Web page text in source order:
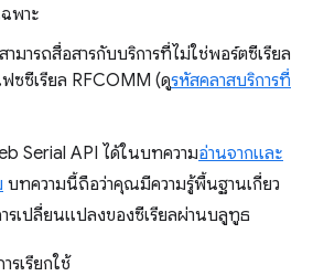
พาะ
มารถสื่อสารกับบริการที่ไม่ใช่พอร์ตซีเรียล
ซซีเรียล RFCOMM (ดูรหัสคลาสบริการที่
Serial API ได้ในบทความอ่านจากและ
บทความนี้ถือว่าคุณมีความรู้พื้นฐานเกี่ยว
เปลี่ยนแปลงของซีเรียลผ่านบลูทูธ
รเรียกใช้